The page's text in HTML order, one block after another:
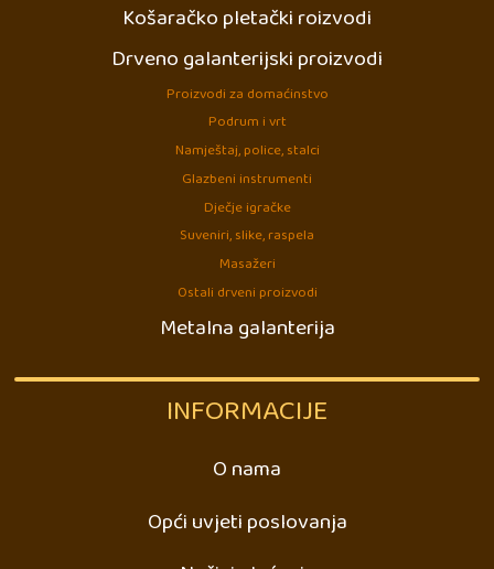
Košaračko pletački roizvodi
Drveno galanterijski proizvodi
Proizvodi za domaćinstvo
Podrum i vrt
Namještaj, police, stalci
Glazbeni instrumenti
Dječje igračke
Suveniri, slike, raspela
Masažeri
Ostali drveni proizvodi
Metalna galanterija
INFORMACIJE
O nama
Opći uvjeti poslovanja